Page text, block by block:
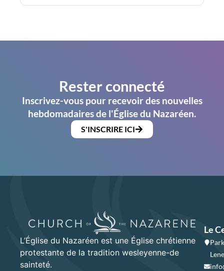
Rester connecté
Inscrivez-vous pour recevoir des nouvelles
hebdomadaires de l'Église du Nazaréen.
S'INSCRIRE ICI
L’Église du Nazaréen est une Église chrétienne
protestante de la tradition wesleyenne-de
sainteté.
Le